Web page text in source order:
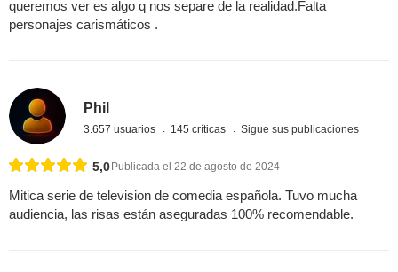
queremos ver es algo q nos separe de la realidad.Falta
personajes carismáticos .
Phil
3.657 usuarios 145 críticas Sigue sus publicaciones
5,0Publicada el 22 de agosto de 2024
Mitica serie de television de comedia española. Tuvo mucha
audiencia, las risas están aseguradas 100% recomendable.